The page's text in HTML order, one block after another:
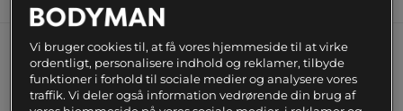
OptiMSM Plus C er et avanceret kosttilskud fra
Pureness. Med MSM, vitamin C og molybdæn. Til
hud, brusk, knogleskelet og immunforsvar. En pakke
Vi bruger cookies til, at få vores hjemmeside til at virke
ordentligt, personalisere indhold og reklamer, tilbyde
funktioner i forhold til sociale medier og analysere vores
traffik. Vi deler også information vedrørende din brug af